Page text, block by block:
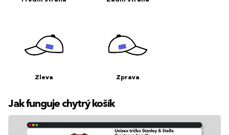
Zleva Zprava
Jak funguje chytrý košík